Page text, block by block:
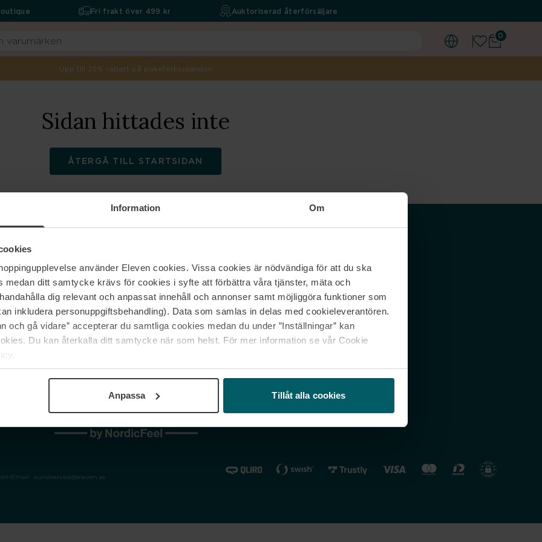
Information Om
använder Eleven cookies. Vissa cookies är nödvändiga för att du ska
medan ditt samtycke krävs för cookies i syfte att förbättra våra tjänster, mäta och
dig relevant och anpassat innehåll och annonser samt möjliggöra funktioner som
inkludera personuppgiftsbehandling). Data som samlas in delas med cookieleverantören.
och gå vidare” accepterar du samtliga cookies medan du under ”Inställningar” kan
Du kan återkalla ditt samtycke när som helst. För mer information se vår Cookie
Anpassa Tillåt alla cookies
0
Fri frakt över 499 kr Auktoriserad återförsäljare
Upp till 25% rabatt på paketerbjudanden
Sidan hittades inte
ÅTERGÅ TILL STARTSIDAN
Om oss
Jobba hos oss
Våra varumärken
Kontakta oss
Vanliga frågor & svar
Spåra min beställning
reklamationer
Nordicfeel SE
Nordicfeel FI
Nordicfeel NO
Email: kundservice@eleven.se